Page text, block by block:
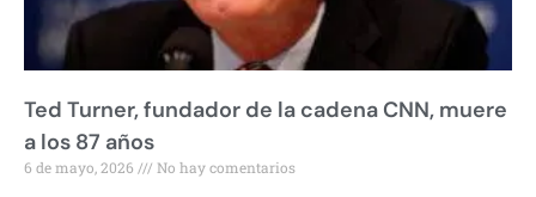
Ted Turner, fundador de la cadena CNN, muere
a los 87 años
6 de mayo, 2026 No hay comentarios